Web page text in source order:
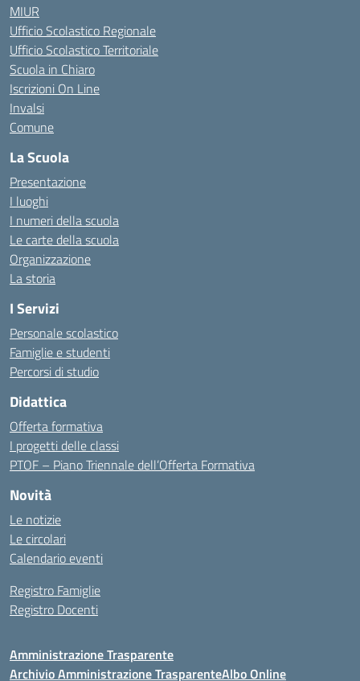
MIUR
Ufficio Scolastico Regionale
Ufficio Scolastico Territoriale
Scuola in Chiaro
Iscrizioni On Line
Invalsi
Comune
La Scuola
Presentazione
I luoghi
I numeri della scuola
Le carte della scuola
Organizzazione
La storia
I Servizi
Personale scolastico
Famiglie e studenti
Percorsi di studio
Didattica
Offerta formativa
I progetti delle classi
PTOF – Piano Triennale dell’Offerta Formativa
Novità
Le notizie
Le circolari
Calendario eventi
Registro Famiglie
Registro Docenti
Amministrazione Trasparente
Archivio Amministrazione TrasparenteAlbo Online